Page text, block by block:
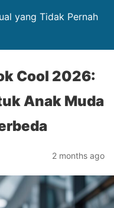
yang Tidak Pernah
Cool 2026:
Anak Muda
2 months ago